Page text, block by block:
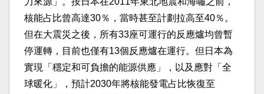
核能占比曾高達30％，當時甚至計劃拉高至40％。
但在大震災之後，所有33座可運行的反應爐均曾暫
停運轉，目前也僅有13個反應爐在運行。但日本為
實現「穩定和可負擔的能源供應」，以及應對「全
球暖化」，預計2030年將核能發電占比恢復至